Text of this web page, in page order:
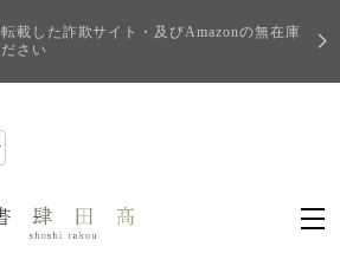
載した詐欺サイト・及びAmazonの無在庫
さい